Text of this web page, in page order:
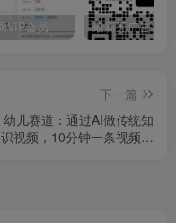
开通知越网VIP会员，尊享全站资源免费下载，享70%的推广提成！！【限时五折优惠】
下一篇
幼儿赛道：通过AI做传统知
识视频，10分钟一条视频，